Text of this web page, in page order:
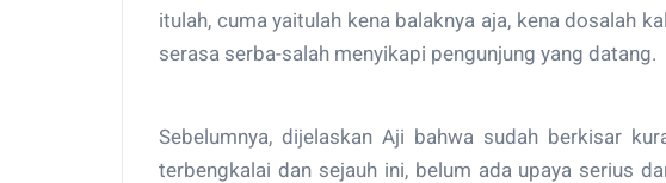
itulah, cuma yaitulah kena balaknya aja, kena dosalah
serasa serba-salah menyikapi pengunjung yang datang.
Sebelumnya, dijelaskan Aji bahwa sudah berkisar
terbengkalai dan sejauh ini, belum ada upaya serius